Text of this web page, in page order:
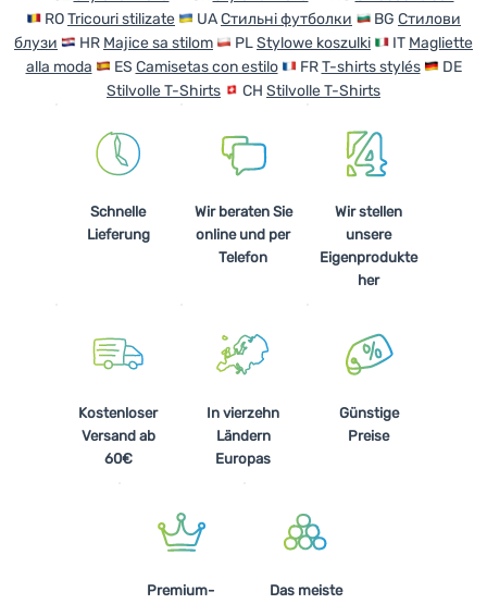
ROTricouri stilizate UAСтильні футболки BG Стилови
блузи
HR Majice sa stilom PLStylowe koszulki IT Magliette
alla moda
ES Camisetas con estilo FRT-shirts stylés
DE
Stilvolle T-Shirts
CH Stilvolle T-Shirts
Schnelle
Lieferung
Wir beraten Sie
online und per
Telefon
Wir stellen
unsere
Eigenprodukte
her
Kostenloser
Versand ab
60€
In vierzehn
Ländern
Europas
Günstige
Preise
Premium-
Das meiste